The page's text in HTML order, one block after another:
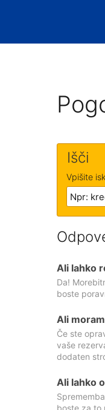
Išči
Vpišite
Ali lahko
Da!
boste
Ali
Če ste
vaše
dodaten
Ali lahko
boste za to